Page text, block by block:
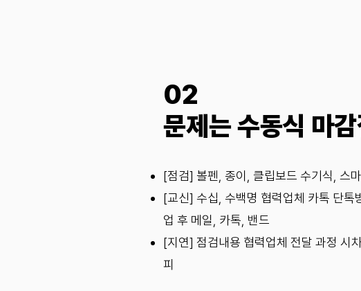
02
문제는 수동식 마
[점검] 볼펜, 종이, 클립보드 수기식, 스
[교신] 수십, 수백명 협력업체 카톡 단톡
업 후 메일, 카톡, 밴드
[지연] 점검내용 협력업체 전달 과정 시
피